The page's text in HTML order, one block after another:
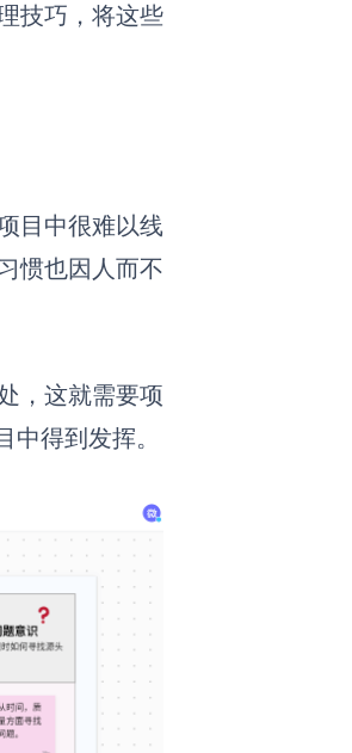
技巧，将这些
目中很难以线
惯也因人而不
，这就需要项
得到发挥。